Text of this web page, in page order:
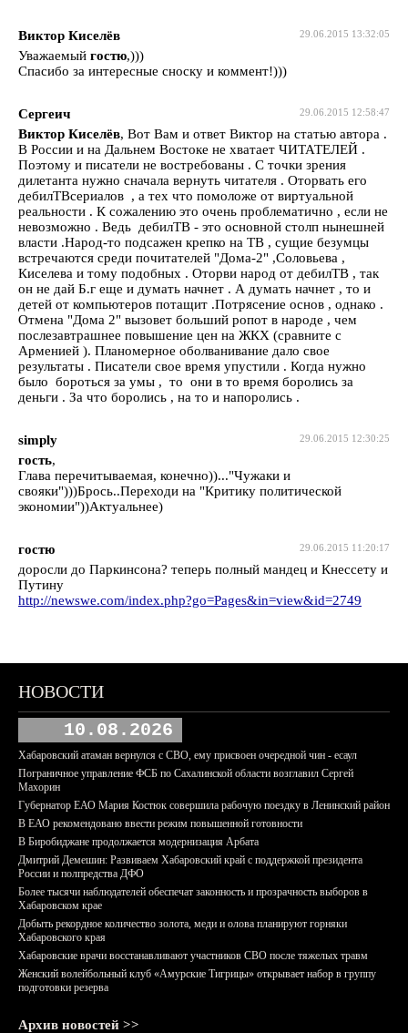
29.06.2015 13:32:05
Виктор Киселёв
Уважаемый гостю,)))
Спасибо за интересные сноску и коммент!)))
29.06.2015 12:58:47
Сергеич
Виктор Киселёв, Вот Вам и ответ Виктор на статью автора .
В России и на Дальнем Востоке не хватает ЧИТАТЕЛЕЙ .
Поэтому и писатели не востребованы . С точки зрения
дилетанта нужно сначала вернуть читателя . Оторвать его
дебилТВсериалов , а тех что помоложе от виртуальной
реальности . К сожалению это очень проблематично , если не
невозможно . Ведь дебилТВ - это основной столп нынешней
власти .Народ-то подсажен крепко на ТВ , сущие безумцы
встречаются среди почитателей "Дома-2" ,Соловьева ,
Киселева и тому подобных . Оторви народ от дебилТВ , так
он не дай Б.г еще и думать начнет . А думать начнет , то и
детей от компьютеров потащит .Потрясение основ , однако .
Отмена "Дома 2" вызовет больший ропот в народе , чем
послезавтрашнее повышение цен на ЖКХ (сравните с
Арменией ). Планомерное оболванивание дало свое
результаты . Писатели свое время упустили . Когда нужно
было бороться за умы , то они в то время боролись за
деньги . За что боролись , на то и напоролись .
29.06.2015 12:30:25
simply
гость,
Глава перечитываемая, конечно))..."Чужаки и
свояки")))Брось..Переходи на "Критику политической
экономии"))Актуальнее)
29.06.2015 11:20:17
гостю
доросли до Паркинсона? теперь полный мандец и Кнессету и
Путину
http://newswe.com/index.php?go=Pages&in=view&id=2749
НОВОСТИ
10.08.2026
Хабаровский атаман вернулся с СВО, ему присвоен очередной чин - есаул
Пограничное управление ФСБ по Сахалинской области возглавил Сергей
Махорин
Губернатор ЕАО Мария Костюк совершила рабочую поездку в Ленинский район
В ЕАО рекомендовано ввести режим повышенной готовности
В Биробиджане продолжается модернизация Арбата
Дмитрий Демешин: Развиваем Хабаровский край с поддержкой президента
России и полпредства ДФО
Более тысячи наблюдателей обеспечат законность и прозрачность выборов в
Хабаровском крае
Добыть рекордное количество золота, меди и олова планируют горняки
Хабаровского края
Хабаровские врачи восстанавливают участников СВО после тяжелых травм
Женский волейбольный клуб «Амурские Тигрицы» открывает набор в группу
подготовки резерва
Архив новостей >>